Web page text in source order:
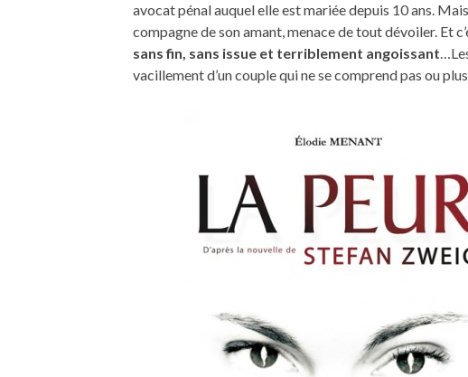
avocat pénal auquel elle est mariée depuis 10 ans.
compagne de son amant, menace de tout dévoiler. Et
sans fin, sans issue et terriblement angoissant
vacillement d’un couple qui ne se comprend pas ou